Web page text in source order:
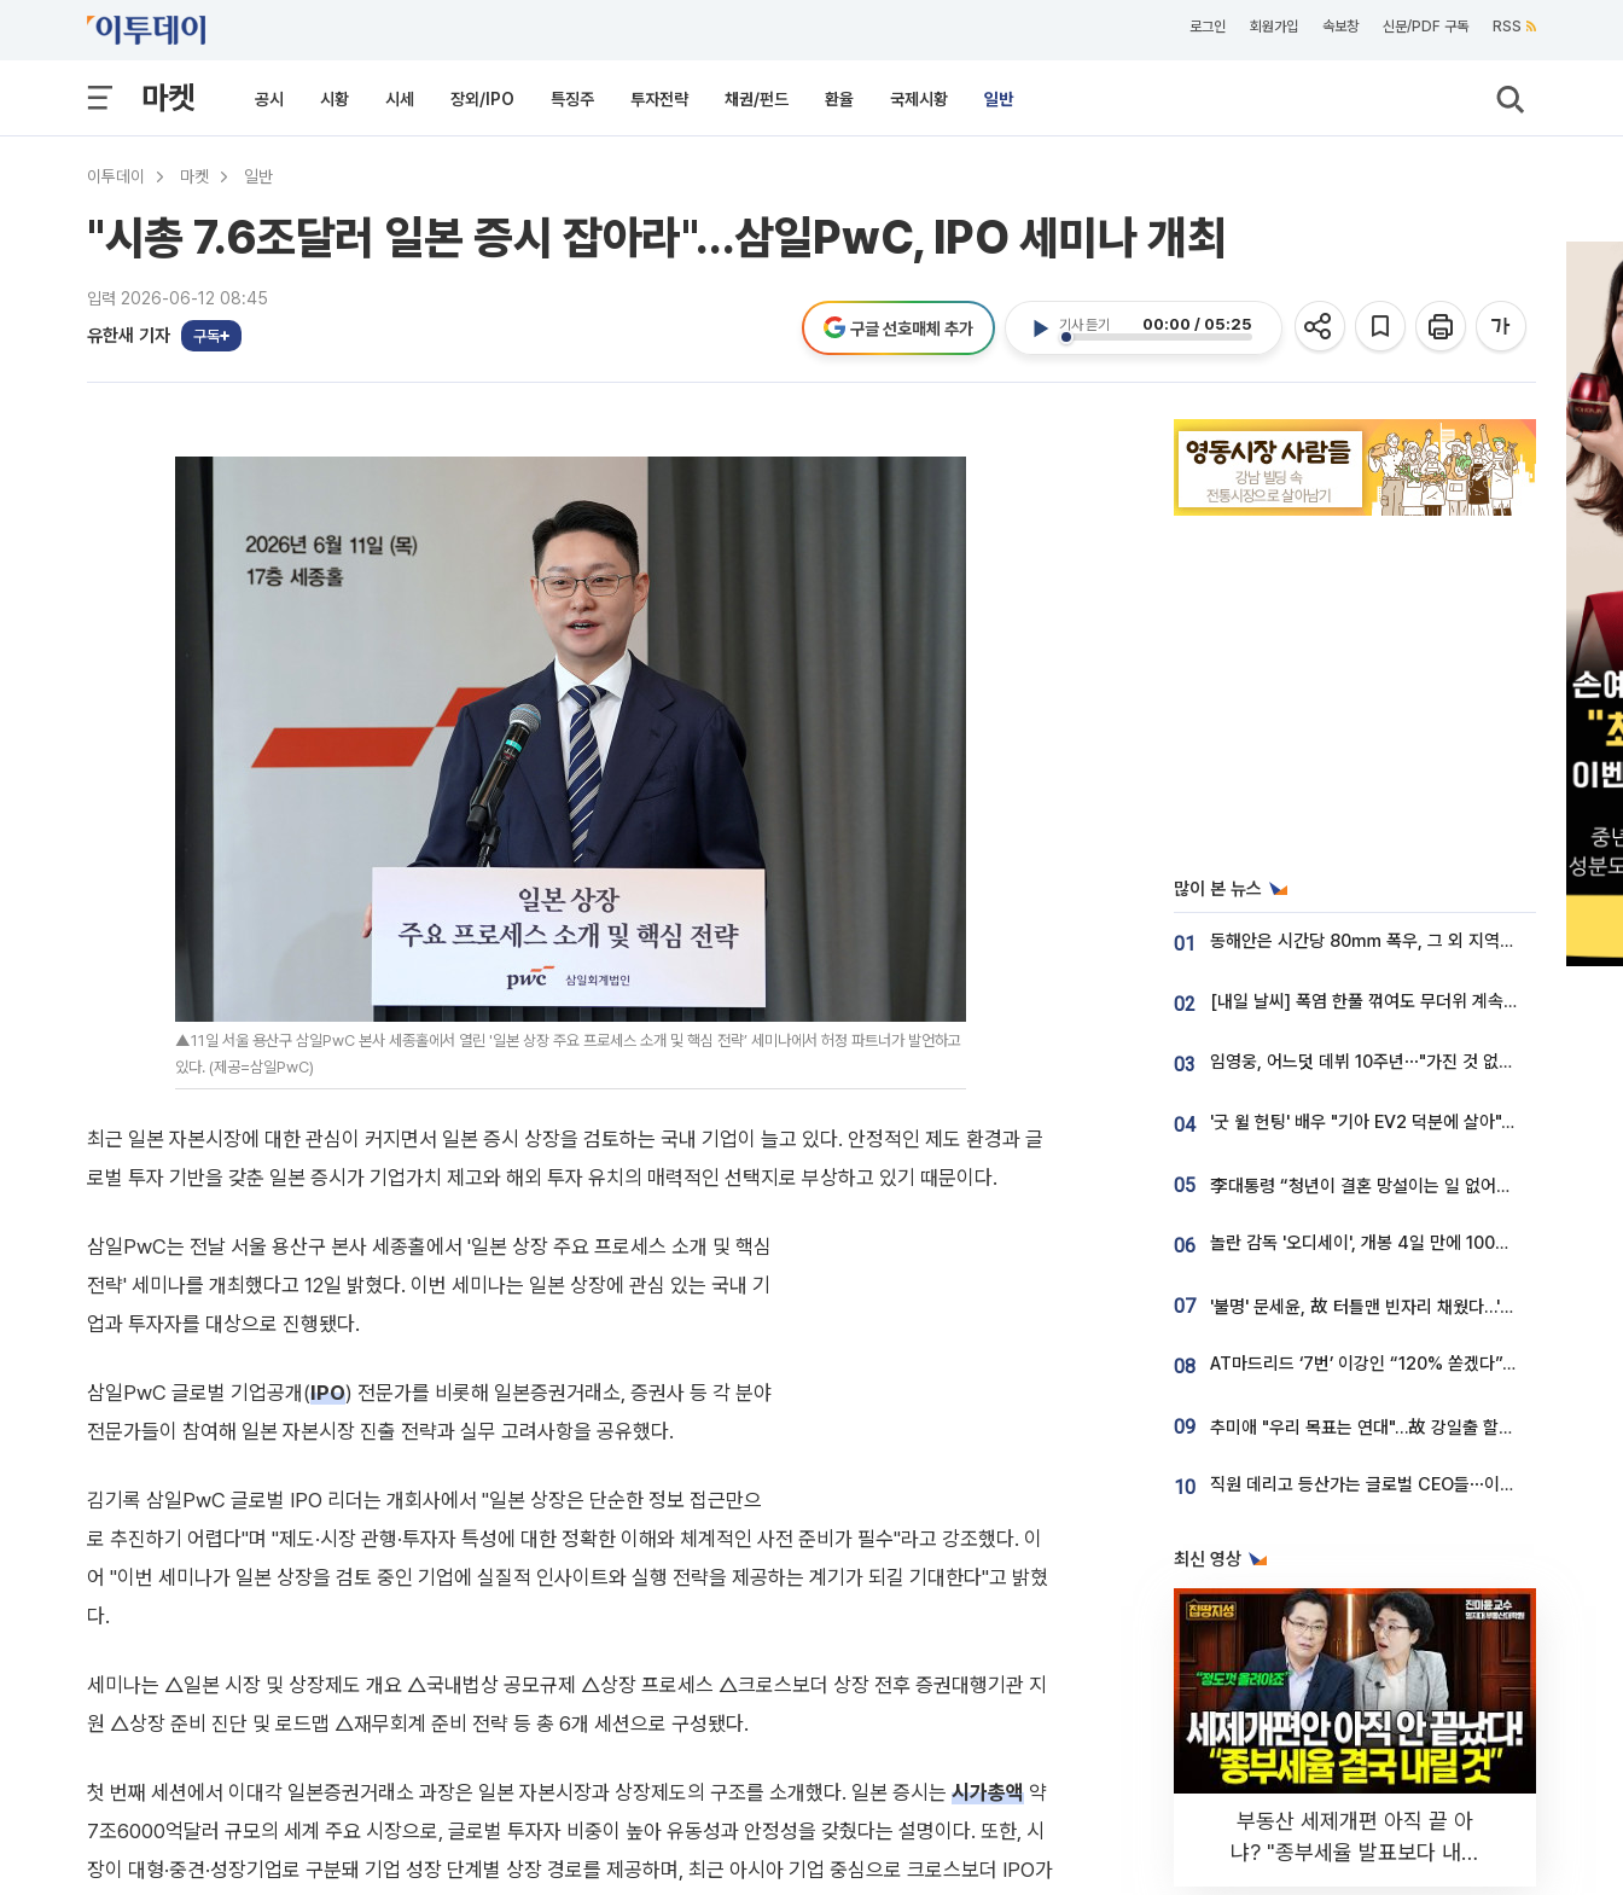
로그인 회원가입 속보창 신문/PDF 구독 RSS
마켓 공시 시황 시세 장외/IPO 특징주 투자전략 채권/펀드 환율 국제시황 일반
이투데이 마켓 일반
"시총 7.6조달러 일본 증시 잡아라"…삼일PwC, IPO 세미나 개최
입력 2026-06-12 08:45
유한새 기자 구독
기사 듣기 00:00 / 05:25
구글 선호매체 추가
▲11일 서울 용산구 삼일PwC 본사 세종홀에서 열린 '일본 상장 주요 프로세스 소개 및 핵심 전략’ 세미나에서 허정 파트너가 발언하고
있다. (제공=삼일PwC)
최근 일본 자본시장에 대한 관심이 커지면서 일본 증시 상장을 검토하는 국내 기업이 늘고 있다. 안정적인 제도 환경과 글
로벌 투자 기반을 갖춘 일본 증시가 기업가치 제고와 해외 투자 유치의 매력적인 선택지로 부상하고 있기 때문이다.
삼일PwC는 전날 서울 용산구 본사 세종홀에서 '일본 상장 주요 프로세스 소개 및 핵심
전략' 세미나를 개최했다고 12일 밝혔다. 이번 세미나는 일본 상장에 관심 있는 국내 기
업과 투자자를 대상으로 진행됐다.
삼일PwC 글로벌 기업공개(IPO) 전문가를 비롯해 일본증권거래소, 증권사 등 각 분야
전문가들이 참여해 일본 자본시장 진출 전략과 실무 고려사항을 공유했다.
김기록 삼일PwC 글로벌 IPO 리더는 개회사에서 "일본 상장은 단순한 정보 접근만으
로 추진하기 어렵다"며 "제도·시장 관행·투자자 특성에 대한 정확한 이해와 체계적인 사전 준비가 필수"라고 강조했다. 이
어 "이번 세미나가 일본 상장을 검토 중인 기업에 실질적 인사이트와 실행 전략을 제공하는 계기가 되길 기대한다"고 밝혔
다.
세미나는 △일본 시장 및 상장제도 개요 △국내법상 공모규제 △상장 프로세스 △크로스보더 상장 전후 증권대행기관 지
원 △상장 준비 진단 및 로드맵 △재무회계 준비 전략 등 총 6개 세션으로 구성됐다.
첫 번째 세션에서 이대각 일본증권거래소 과장은 일본 자본시장과 상장제도의 구조를 소개했다. 일본 증시는 시가총액 약
7조6000억달러 규모의 세계 주요 시장으로, 글로벌 투자자 비중이 높아 유동성과 안정성을 갖췄다는 설명이다. 또한, 시
장이 대형·중견·성장기업로 구분돼 기업 성장 단계별 상장 경로를 제공하며, 최근 아시아 기업 중심으로 크로스보더 IPO가
많이 본 뉴스
01 동해안은 시간당 80㎜ 폭우, 그 외 지역은 폭염…‘극과 극 날씨’
02 [내일 날씨] 폭염 한풀 꺾여도 무더위 계속⋯동해안 이틀 연속 비
03 임영웅, 어느덧 데뷔 10주년⋯"가진 것 없던 시절, 내 앞엔 20명의 팬뿐"
04 '굿 윌 헌팅' 배우 "기아 EV2 덕분에 살아"…교통사고 후 안전성 극찬
05 李대통령 “청년이 결혼 망설이는 일 없어야...제도상 불이익 조사”
06 놀란 감독 '오디세이', 개봉 4일 만에 100만 돌파⋯'왕사남' 보다 빠르다
07 '불명' 문세윤, 故 터틀맨 빈자리 채웠다…'거북이' 눈물의 최종 우승
08 AT마드리드 ‘7번’ 이강인 “120% 쏟겠다”⋯시메오네 감독 “필요한 선수”
09 추미애 "우리 목표는 연대"…故 강일출 할머니 흉상 제막
10 직원 데리고 등산가는 글로벌 CEO들⋯이유 있었네
최신 영상
부동산 세제개편 아직 끝 아
냐? "종부세율 발표보다 내릴